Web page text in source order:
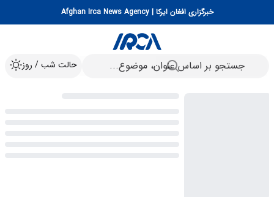
خبرگزاری افغان ایرکا | Afghan Irca News Agency
حالت شب / روز